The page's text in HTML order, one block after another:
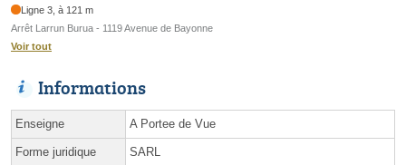
Ligne 3, à 121 m
Arrêt Larrun Burua - 1119 Avenue de Bayonne
Voir tout
Informations
Enseigne A Portee de Vue
Forme juridique SARL